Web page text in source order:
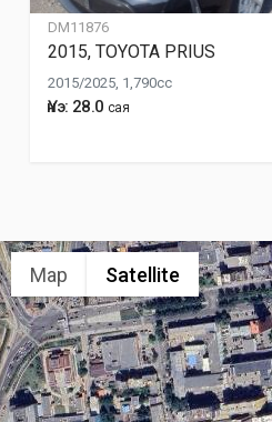
DM11876
2015, TOYOTA PRIUS
2015/2025, 1,790cc
Үнэ: 28.0 сая
Map Satellite